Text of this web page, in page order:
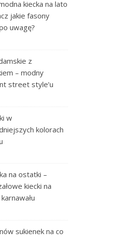
kiecka na lato
jakie fasony
uwagę?
z
– modny
street style’u
w
kolorach
na ostatki –
kiecki na
sukienek na co